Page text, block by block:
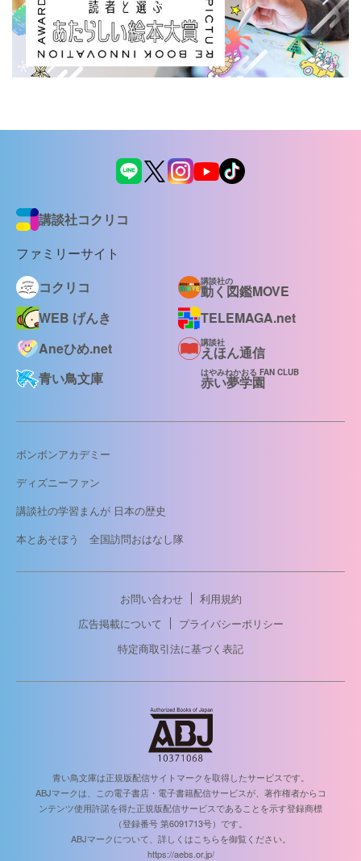
講談社コクリコ
ファミリーサイト
コクリコ
講談社の
動く図鑑MOVE
WEB げんき
TELEMAGA.net
Aneひめ.net
講談社
えほん通信
青い鳥文庫
はやみねかおる FAN CLUB
赤い夢学園
ボンボンアカデミー
ディズニーファン
講談社の学習まんが 日本の歴史
本とあそぼう 全国訪問おはなし隊
お問い合わせ
利用規約
広告掲載について
プライバシーポリシー
特定商取引法に基づく表記
青い鳥文庫は正規版配信サイトマークを取得したサービスです。
ABJマークは、この電子書店・電子書籍配信サービスが、著作権者からコ
ンテンツ使用許諾を得た正規版配信サービスであることを示す登録商標
（登録番号 第6091713号）です。
ABJマークについて、詳しくはこちらを御覧ください。
https://aebs.or.jp/